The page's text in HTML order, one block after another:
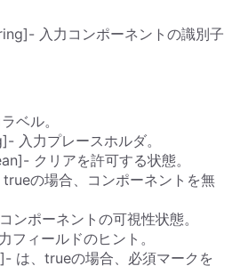
入力コンポーネントの識別子
ベル。
入力プレースホルダ。
クリアを許可する状態。
の場合、コンポーネントを無
ンポーネントの可視性状態。
フィールドのヒント。
は、trueの場合、必須マークを